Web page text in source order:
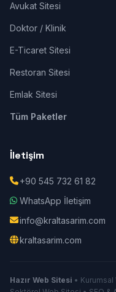
Avukat Sitesi
Doktor / Klinik
E-Ticaret Sitesi
Restoran Sitesi
Emlak Sitesi
Tüm Paketler
İletişim
+90 545 732 61 82
WhatsApp İletişim
info@kraltasarim.com
kraltasarim.com
Hazır Web Sitesi • Kurumsal